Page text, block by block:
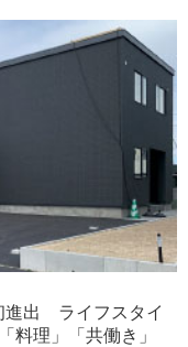
進出 ライフスタイ
理」「共働き」